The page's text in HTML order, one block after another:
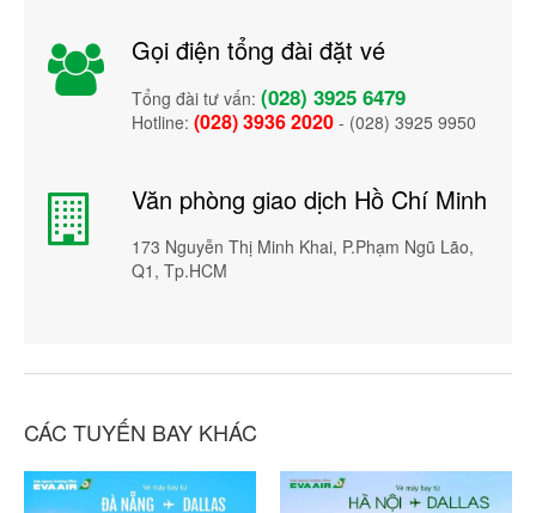
Gọi điện tổng đài đặt vé
Tổng đài tư vấn: (028) 3925 6479
Hotline: (028) 3936 2020 - (028) 3925 9950
Văn phòng giao dịch Hồ Chí Minh
173 Nguyễn Thị Minh Khai, P.Phạm Ngũ Lão,
Q1, Tp.HCM
CÁC TUYẾN BAY KHÁC